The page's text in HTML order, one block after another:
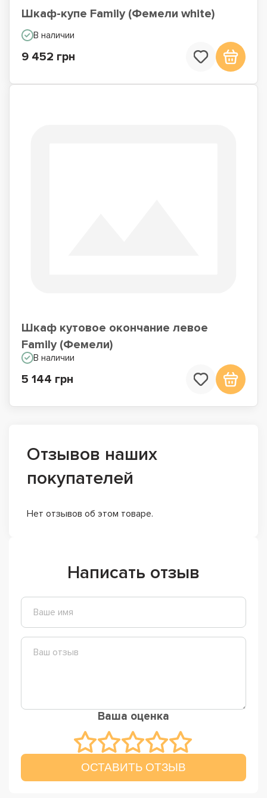
Шкаф-купе Family (Фемели white)
В наличии
9 452 грн
Шкаф кутовое окончание левое
Family (Фемели)
В наличии
5 144 грн
Отзывов наших
покупателей
Нет отзывов об этом товаре.
Написать отзыв
Ваша оценка
ОСТАВИТЬ ОТЗЫВ